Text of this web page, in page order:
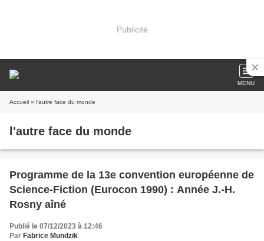
Publicité
MENU
Accueil » l'autre face du monde
l'autre face du monde
Programme de la 13e convention européenne de
Science-Fiction (Eurocon 1990) : Année J.-H.
Rosny aîné
Publié le 07/12/2023 à 12:46
Par Fabrice Mundzik